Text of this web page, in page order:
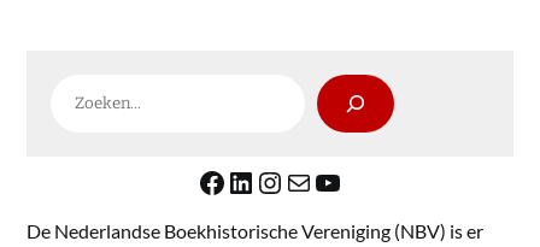
Facebook
LinkedIn
Instagram
E-mailYouTube
De Nederlandse Boekhistorische Vereniging (NBV) is er